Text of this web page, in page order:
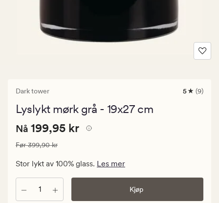
Dark tower
9
5 (9)
Lyslykt mørk grå - 19x27 cm
Nåværende
199,95
kr.
Nåværende pris
Nå 199,95 kr
Vanlig pris 399,90 kr
Før399,90 kr
Stor lykt av 100% glass. Les mer
Antall Kjøp